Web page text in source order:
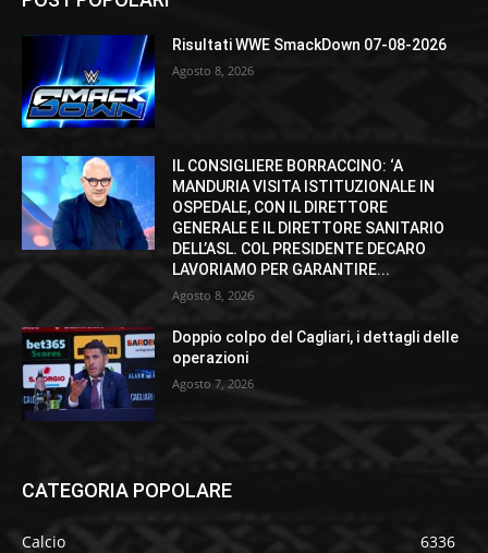
Risultati WWE SmackDown 07-08-2026
Agosto 8, 2026
IL CONSIGLIERE BORRACCINO: ‘A
MANDURIA VISITA ISTITUZIONALE IN
OSPEDALE, CON IL DIRETTORE
GENERALE E IL DIRETTORE SANITARIO
DELL’ASL. COL PRESIDENTE DECARO
LAVORIAMO PER GARANTIRE...
Agosto 8, 2026
Doppio colpo del Cagliari, i dettagli delle
operazioni
Agosto 7, 2026
CATEGORIA POPOLARE
Calcio
6336